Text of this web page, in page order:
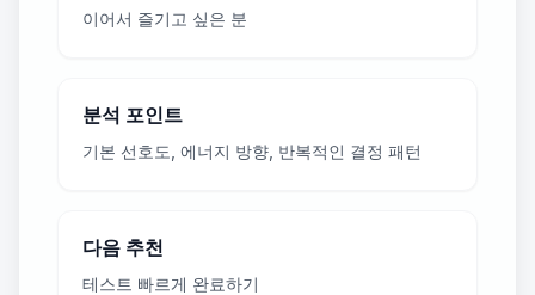
이어서 즐기고 싶은 분
분석 포인트
기본 선호도, 에너지 방향, 반복적인 결정 패턴
다음 추천
테스트 빠르게 완료하기